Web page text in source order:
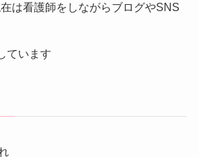
は看護師をしながらブログやSNS
ています